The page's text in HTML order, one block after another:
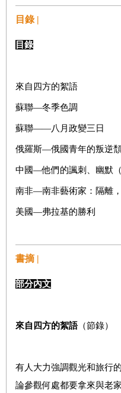
目錄 |
目錄
來自四方的絮語
蘇聯—冬季色調
蘇聯——八月政變三日
俄羅斯—俄國青年的叛逆
中國—他們的諷刺、幽默
南非—南非藝術家：隔離
美國—弗拉基的勝利
台灣—各取其色的政治調色
塞內加爾—裸浴公羊血，
書摘 |
部分內文
來自四方的絮語（節錄）
有人大力強調觀光和旅行
論參觀何處都要拿來與老